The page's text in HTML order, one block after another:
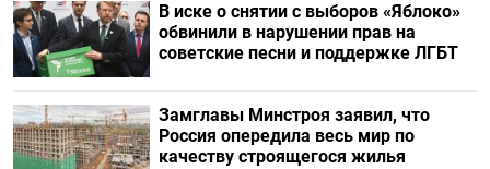
В иске о снятии с выборов «Яблоко»
обвинили в нарушении прав на
советские песни и поддержке ЛГБТ
Замглавы Минстроя заявил, что
Россия опередила весь мир по
качеству строящегося жилья